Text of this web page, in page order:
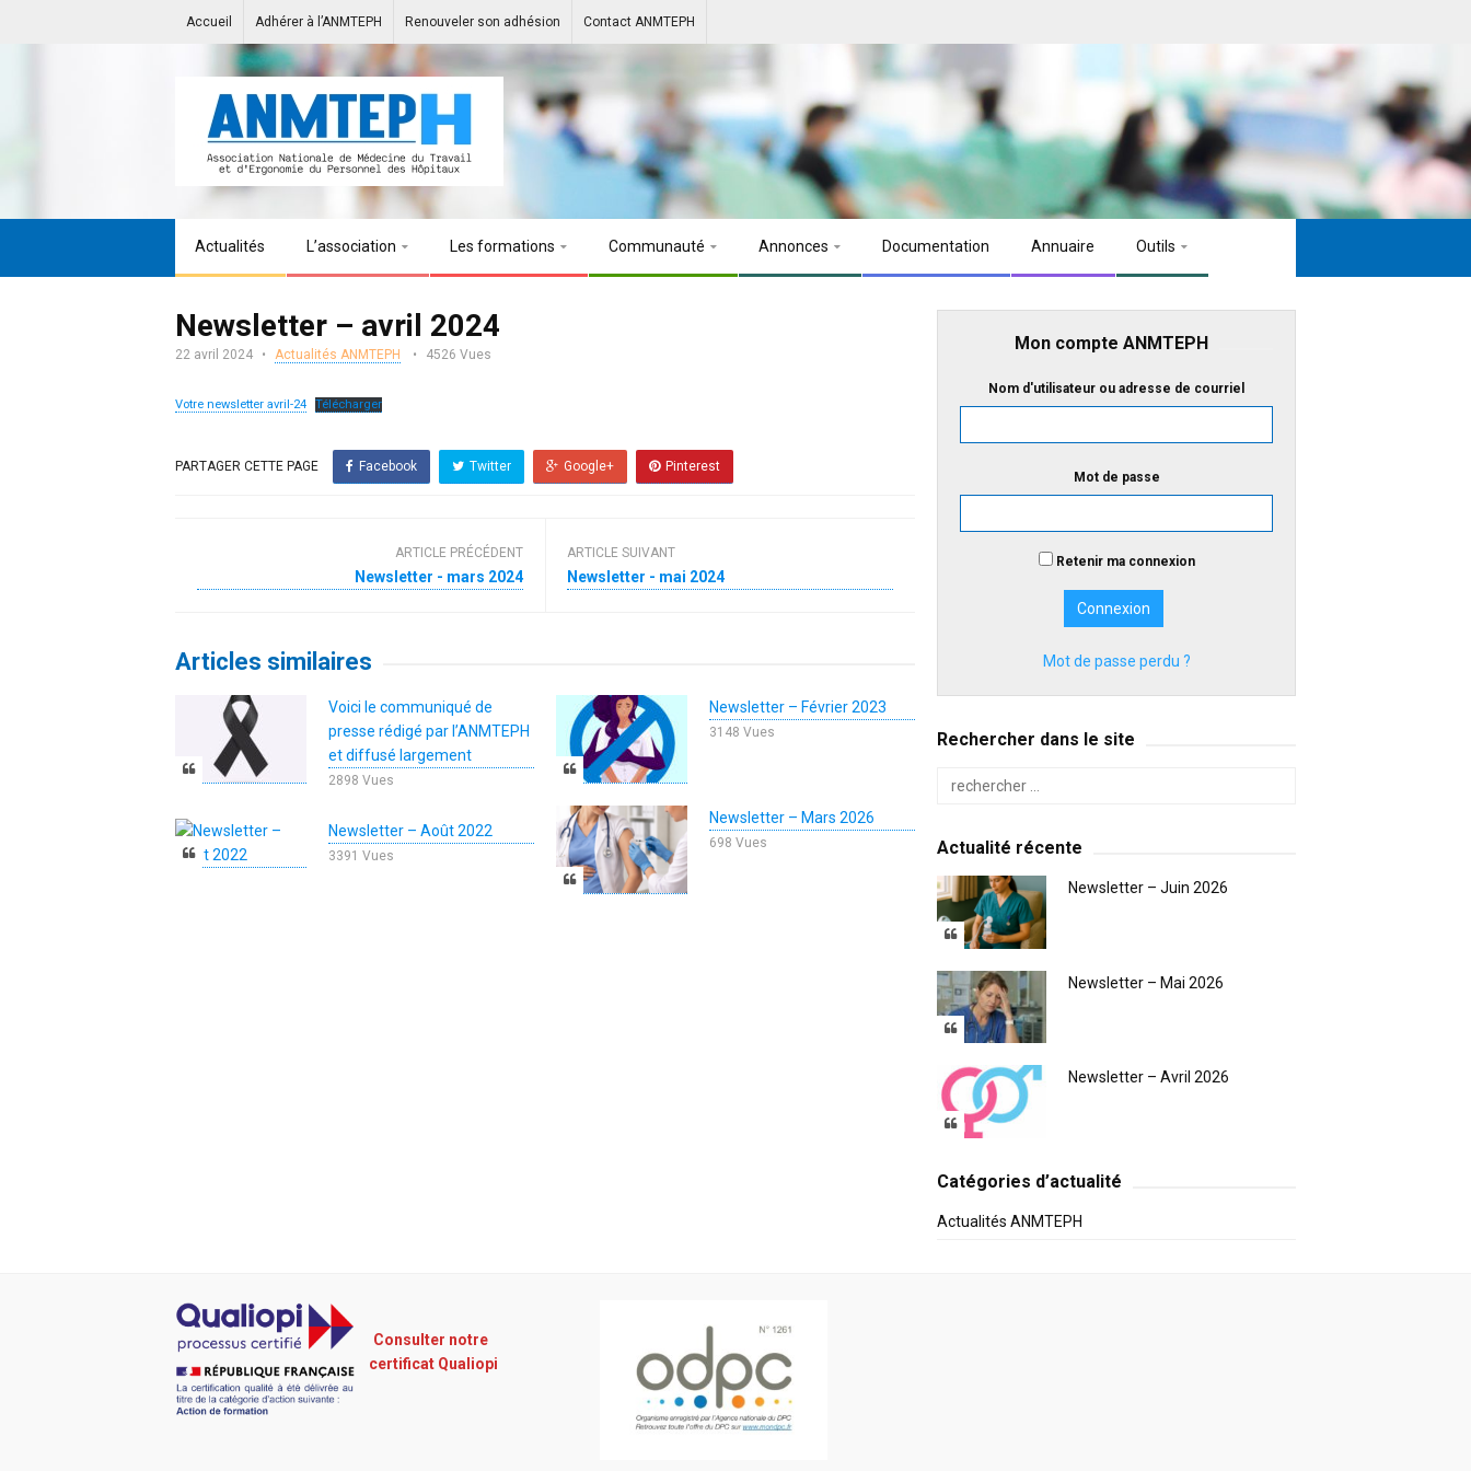
Accueil Adhérer à l’ANMTEPH Renouveler son adhésion Contact ANMTEPH
Actualités L’association Les formations Communauté Annonces Documentation Annuaire Outils
Newsletter – avril 2024
22 avril 2024 Actualités ANMTEPH 4526 Vues
Votre newsletter avril-24 Télécharger
PARTAGER CETTE PAGE Facebook Twitter Google+ Pinterest
ARTICLE PRÉCÉDENT
Newsletter - mars 2024
ARTICLE SUIVANT
Newsletter - mai 2024
Articles similaires
Voici le communiqué de
presse rédigé par l’ANMTEPH
et diffusé largement
2898 Vues
Newsletter – Août 2022
3391 Vues
Newsletter – Février 2023
3148 Vues
Newsletter – Mars 2026
698 Vues
Mon compte ANMTEPH
Nom d'utilisateur ou adresse de courriel
Mot de passe
Retenir ma connexion
Mot de passe perdu ?
Rechercher dans le site
Actualité récente
Newsletter – Juin 2026
Newsletter – Mai 2026
Newsletter – Avril 2026
Catégories d’actualité
Actualités ANMTEPH
Consulter notre
certificat Qualiopi